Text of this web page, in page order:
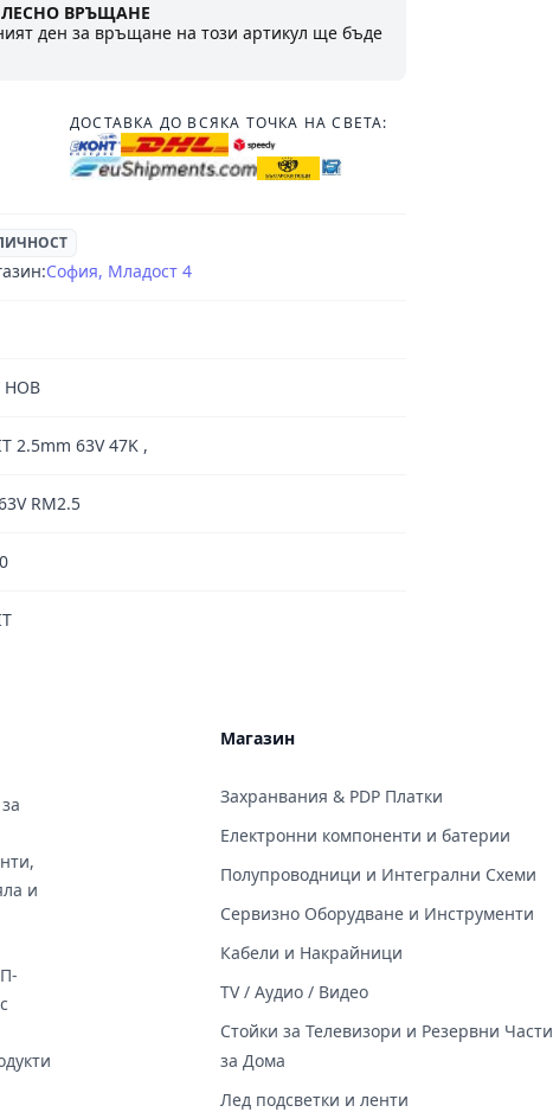
ВРЪЩАНЕ
ден за връщане на този артикул ще бъде
ДОСТАВКА ДО ВСЯКА ТОЧКА НА СВЕТА:
София, Младост 4
НОВ
2.5mm 63V 47K ,
RM2.5
и
Магазин
Захранвания & PDP Платки
Електронни компоненти и батерии
Полупроводници и Интегрални Схеми
Сервизно Оборудване и Инструменти
Кабели и Накрайници
TV / Аудио / Видео
Стойки за Телевизори и Резервни Части
за Дома
Лед подсветки и ленти